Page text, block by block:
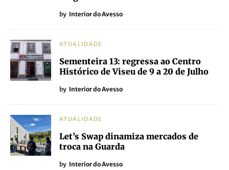
by Interior do Avesso
ATUALIDADE
Sementeira 13: regressa ao Centro
Histórico de Viseu de 9 a 20 de Julho
by Interior do Avesso
ATUALIDADE
Let’s Swap dinamiza mercados de
troca na Guarda
by Interior do Avesso